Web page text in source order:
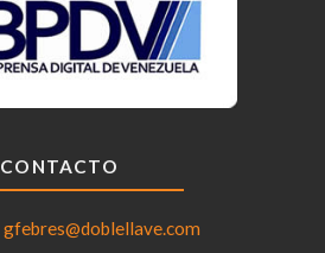
CONTACTO
gfebres@doblellave.com